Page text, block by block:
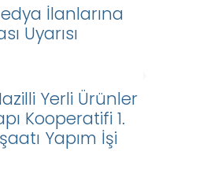
İlanlarına
Uyarısı
Yerli Ürünler
Kooperatifi 1.
Yapım İşi